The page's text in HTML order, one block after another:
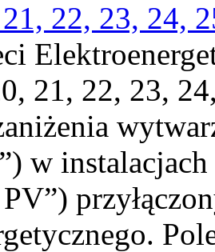
22, 23, 24,
21, 22, 23,
w